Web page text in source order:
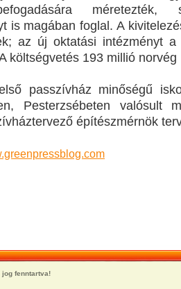
is magában foglal. A
az új oktatási intézményt
költségvetés 193 millió norvég
passzívház minőségű
Pesterzsébeten valósult
építészmérnök
jog fenntartva!